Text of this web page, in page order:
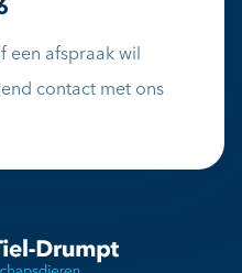
een afspraak wil
contact met ons